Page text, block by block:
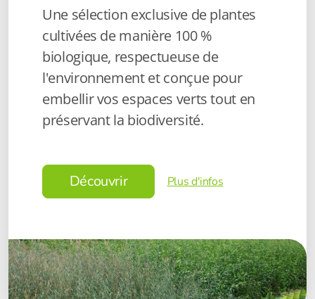
Une sélection exclusive de plantes
cultivées de manière 100 %
biologique, respectueuse de
l'environnement et conçue pour
embellir vos espaces verts tout en
préservant la biodiversité.
Découvrir Plus d'infos